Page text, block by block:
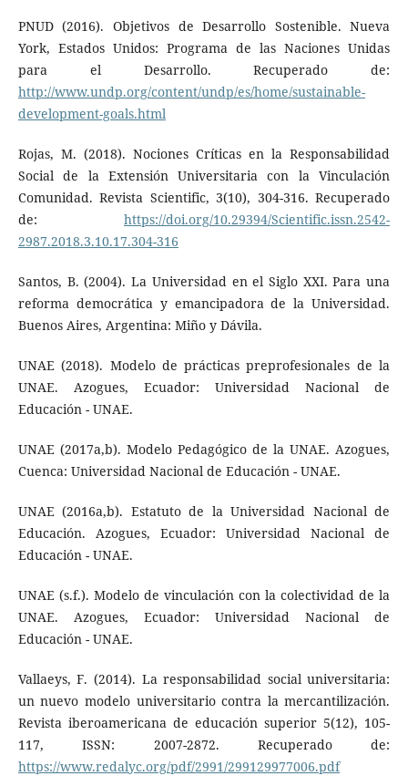
PNUD (2016). Objetivos de Desarrollo Sostenible. Nueva
York, Estados Unidos: Programa de las Naciones Unidas
para el Desarrollo. Recuperado de:
http://www.undp.org/content/undp/es/home/sustainable-
development-goals.html
Rojas, M. (2018). Nociones Críticas en la Responsabilidad
Social de la Extensión Universitaria con la Vinculación
Comunidad. Revista Scientific, 3(10), 304-316. Recuperado
de:https://doi.org/10.29394/Scientific.issn.2542-
2987.2018.3.10.17.304-316
Santos, B. (2004). La Universidad en el Siglo XXI. Para una
reforma democrática y emancipadora de la Universidad.
Buenos Aires, Argentina: Miño y Dávila.
UNAE (2018). Modelo de prácticas preprofesionales de la
UNAE. Azogues, Ecuador: Universidad Nacional de
Educación - UNAE.
UNAE (2017a,b). Modelo Pedagógico de la UNAE. Azogues,
Cuenca: Universidad Nacional de Educación - UNAE.
UNAE (2016a,b). Estatuto de la Universidad Nacional de
Educación. Azogues, Ecuador: Universidad Nacional de
Educación - UNAE.
UNAE (s.f.). Modelo de vinculación con la colectividad de la
UNAE. Azogues, Ecuador: Universidad Nacional de
Educación - UNAE.
Vallaeys, F. (2014). La responsabilidad social universitaria:
un nuevo modelo universitario contra la mercantilización.
Revista iberoamericana de educación superior 5(12), 105-
117, ISSN: 2007-2872. Recuperado de:
https://www.redalyc.org/pdf/2991/299129977006.pdf